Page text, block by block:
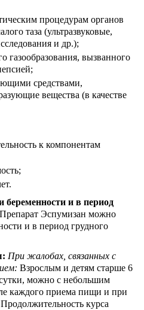
процедурам органов
таза (ультразвуковые,
и др.);
газообразования, вызванного
средствами,
вещества (в качестве
к компонентам
беременности и в период
Препарат Эспумизан можно
и в период грудного
При жалобах, связанных с
Взрослым и детям старше 6
можно с небольшим
каждого приема пищи и при
курса